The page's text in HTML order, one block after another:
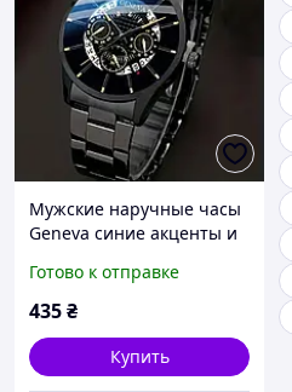
Мужские наручные часы
Geneva синие акценты и
(Ø 4.2 см)
Готово к отправке
435₴
Купить